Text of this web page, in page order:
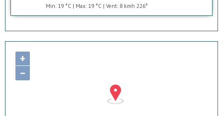
Min: 19 °C | Max: 19 °C | Vent: 8 kmh 226°
+
−